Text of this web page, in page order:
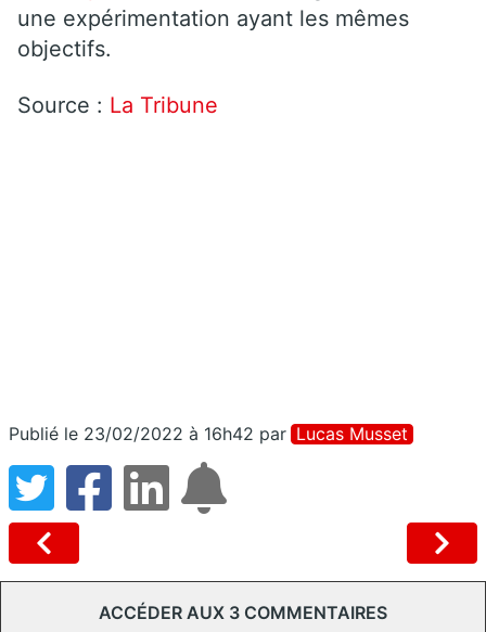
une expérimentation ayant les mêmes
objectifs.
Source : La Tribune
Publié le 23/02/2022 à 16h42 par Lucas Musset
ACCÉDER AUX 3 COMMENTAIRES